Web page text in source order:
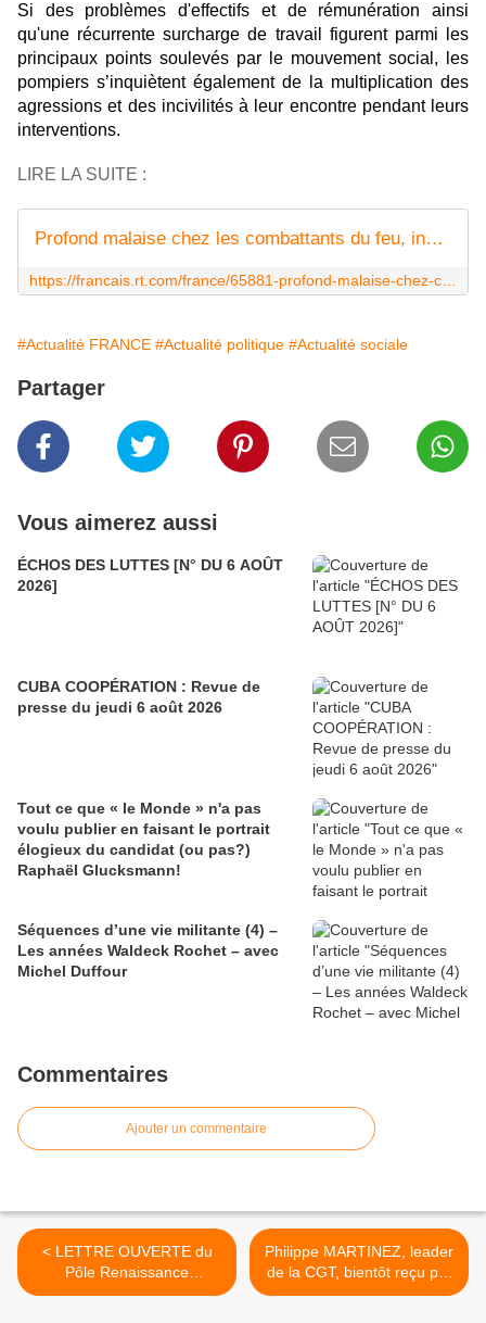
Si des problèmes d'effectifs et de rémunération ainsi
qu'une récurrente surcharge de travail figurent parmi les
principaux points soulevés par le mouvement social, les
pompiers s’inquiètent également de la multiplication des
agressions et des incivilités à leur encontre pendant leurs
interventions.
LIRE LA SUITE :
Profond malaise chez les combattants du feu, inquiets pour "l'avenir de la sécurité en France"
#Actualité FRANCE #Actualité politique #Actualité sociale
Partager
Vous aimerez aussi
ÉCHOS DES LUTTES [N° DU 6 AOÛT
2026]
CUBA COOPÉRATION : Revue de
presse du jeudi 6 août 2026
Tout ce que « le Monde » n'a pas
voulu publier en faisant le portrait
élogieux du candidat (ou pas?)
Raphaël Glucksmann!
Séquences d’une vie militante (4) –
Les années Waldeck Rochet – avec
Michel Duffour
Commentaires
Ajouter un commentaire
< LETTRE OUVERTE du
Pôle Renaissance
communiste en France
Philippe MARTINEZ, leader
de la CGT, bientôt reçu par
Emmanuel MACRON >